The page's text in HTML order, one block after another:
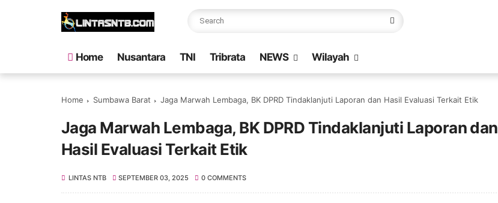
Home Nusantara TNI Tribrata NEWS Wilayah
Home Sumbawa Barat Jaga Marwah Lembaga, BK DPRD Tindaklanjuti Laporan dan Hasil Evaluasi Terkait Etik
Jaga Marwah Lembaga, BK DPRD Tindaklanjuti Laporan dan
Hasil Evaluasi Terkait Etik
LINTAS NTB SEPTEMBER 03, 2025 0 COMMENTS